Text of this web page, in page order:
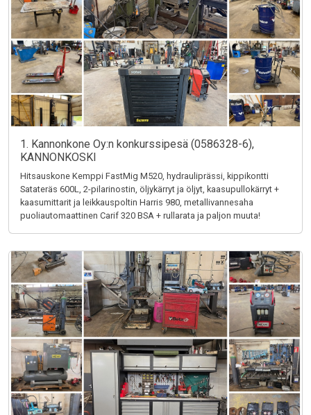
1. Kannonkone Oy:n konkurssipesä (0586328-6),
KANNONKOSKI
Hitsauskone Kemppi FastMig M520, hydrauliprässi, kippikontti
Satateräs 600L, 2-pilarinostin, öljykärryt ja öljyt, kaasupullokärryt +
kaasumittarit ja leikkauspoltin Harris 980, metallivannesaha
puoliautomaattinen Carif 320 BSA + rullarata ja paljon muuta!